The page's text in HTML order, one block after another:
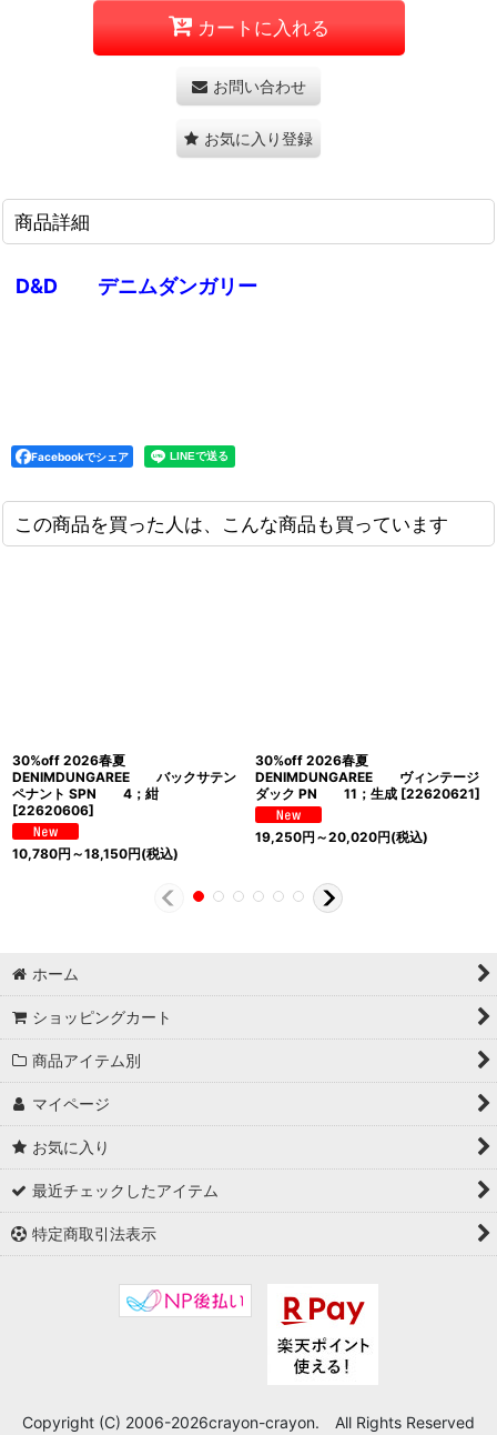
カートに入れる
お問い合わせ
お気に入り登録
商品詳細
D&D デニムダンガリー
Facebookでシェア
この商品を買った人は、こんな商品も買っています
30%off 2026春夏
DENIMDUNGAREE バックサテン
ペナント SPN 4；紺
[22620606]
10,780円 ～18,150円(税込)
30%off 2026春夏
DENIMDUNGAREE ヴィンテージ
ダック PN 11；生成 [22620621]
19,250円 ～20,020円(税込)
ホーム
ショッピングカート
商品アイテム別
マイページ
お気に入り
最近チェックしたアイテム
特定商取引法表示
Copyright (C) 2006-2026crayon-crayon. All Rights Reserved